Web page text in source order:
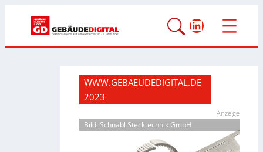
LinkedIn
WWW.GEBAEUDEDIGITAL.DE
2023
Anzeige
Bild: Schnabl Stecktechnik GmbH